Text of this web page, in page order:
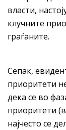
власти,
клучните
граѓаните.
Сепак,
приоритети
дека се во
приоритети
најчесто се